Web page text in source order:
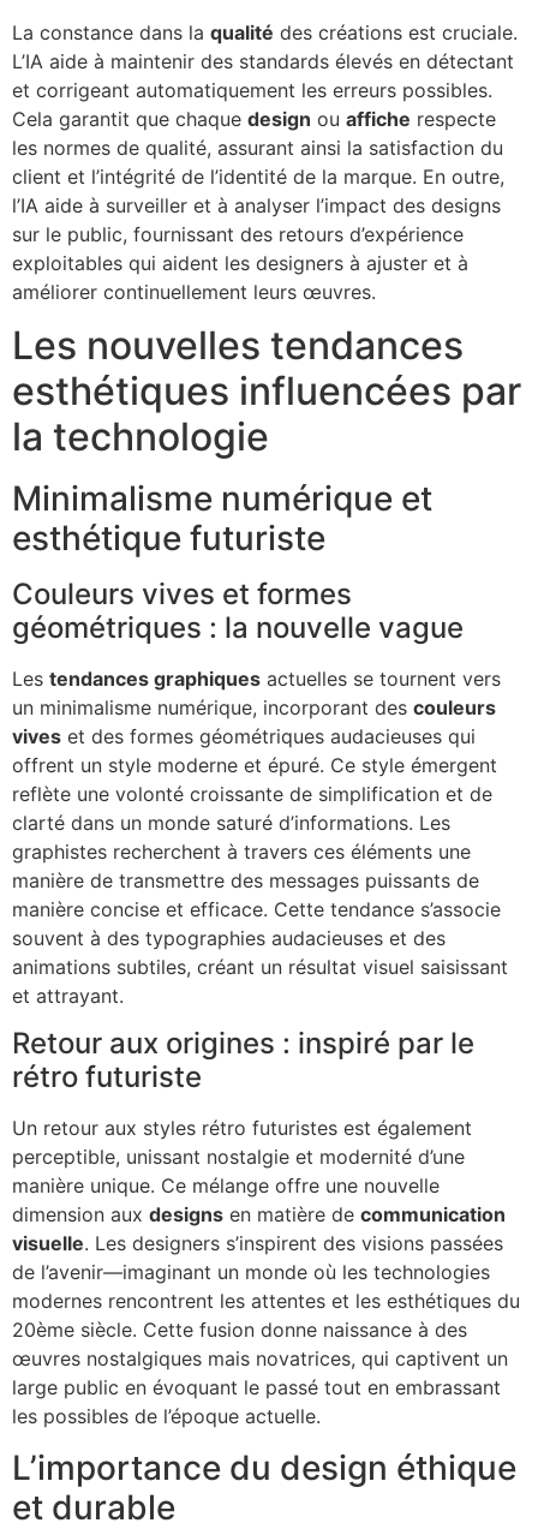
La constance dans la qualité des créations est cruciale.
L’IA aide à maintenir des standards élevés en détectant
et corrigeant automatiquement les erreurs possibles.
Cela garantit que chaque design ou affiche respecte
les normes de qualité, assurant ainsi la satisfaction du
client et l’intégrité de l’identité de la marque. En outre,
l’IA aide à surveiller et à analyser l’impact des designs
sur le public, fournissant des retours d’expérience
exploitables qui aident les designers à ajuster et à
améliorer continuellement leurs œuvres.
Les nouvelles tendances
esthétiques influencées par
la technologie
Minimalisme numérique et
esthétique futuriste
Couleurs vives et formes
géométriques : la nouvelle vague
Les tendances graphiques actuelles se tournent vers
un minimalisme numérique, incorporant des couleurs
vives et des formes géométriques audacieuses qui
offrent un style moderne et épuré. Ce style émergent
reflète une volonté croissante de simplification et de
clarté dans un monde saturé d’informations. Les
graphistes recherchent à travers ces éléments une
manière de transmettre des messages puissants de
manière concise et efficace. Cette tendance s’associe
souvent à des typographies audacieuses et des
animations subtiles, créant un résultat visuel saisissant
et attrayant.
Retour aux origines : inspiré par le
rétro futuriste
Un retour aux styles rétro futuristes est également
perceptible, unissant nostalgie et modernité d’une
manière unique. Ce mélange offre une nouvelle
dimension aux designs en matière de communication
visuelle. Les designers s’inspirent des visions passées
de l’avenir—imaginant un monde où les technologies
modernes rencontrent les attentes et les esthétiques du
20ème siècle. Cette fusion donne naissance à des
œuvres nostalgiques mais novatrices, qui captivent un
large public en évoquant le passé tout en embrassant
les possibles de l’époque actuelle.
L’importance du design éthique
et durable